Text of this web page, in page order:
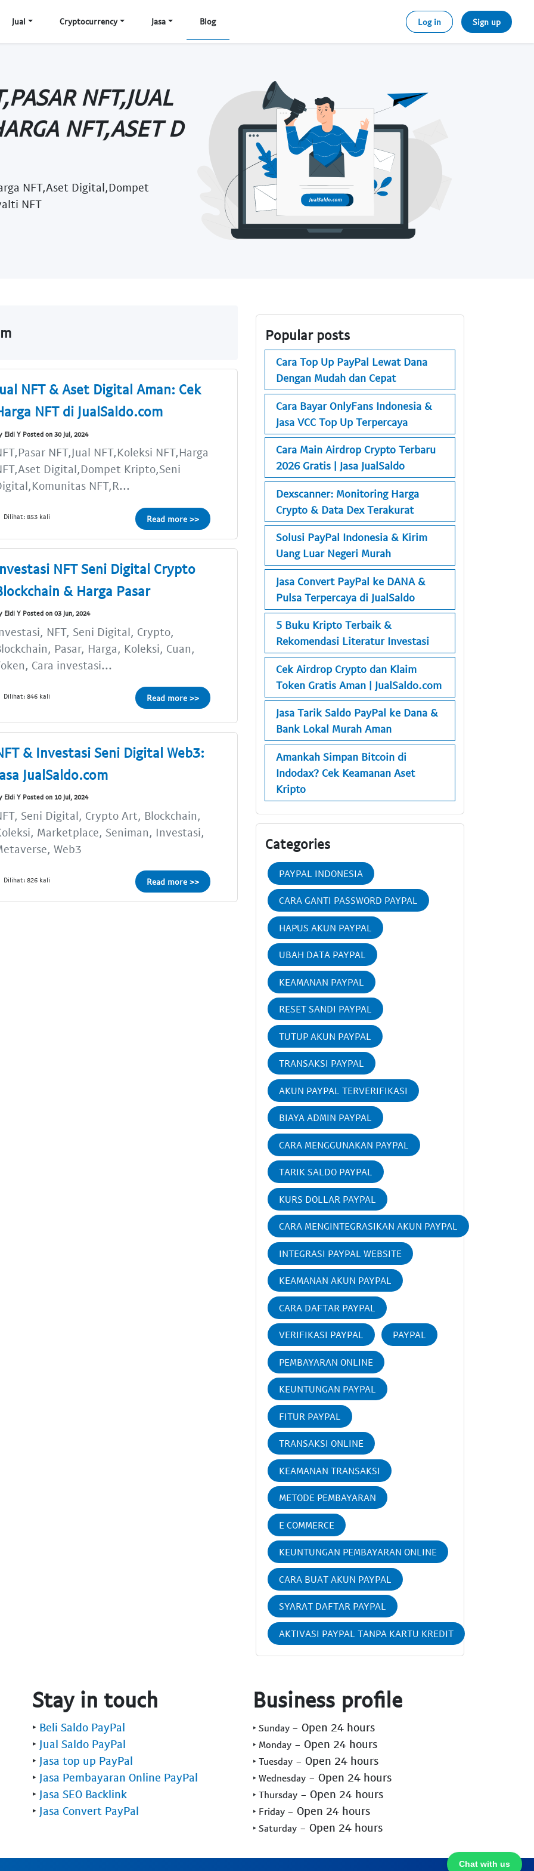
Jual Cryptocurrency Jasa Blog Log in Sign up
NFT,JUAL
NFT,ASET D
NFT,Aset Digital,Dompet
NFT
NFT & Aset Digital Aman: Cek
NFT di JualSaldo.com
Eldi Y Posted on 30 Jul, 2024
NFT,Jual NFT,Koleksi NFT,Harga
Digital,Dompet Kripto,Seni
NFT,R...
Dilihat: 853 kali Read more >>
NFT Seni Digital Crypto
& Harga Pasar
Eldi Y Posted on 03 Jun, 2024
NFT, Seni Digital, Crypto,
Pasar, Harga, Koleksi, Cuan,
Cara investasi...
Dilihat: 846 kali Read more >>
& Investasi Seni Digital Web3:
JualSaldo.com
Eldi Y Posted on 10 Jul, 2024
Seni Digital, Crypto Art, Blockchain,
Marketplace, Seniman, Investasi,
Web3
Dilihat: 826 kali Read more >>
Popular posts
Cara Top Up PayPal Lewat Dana
Dengan Mudah dan Cepat
Cara Bayar OnlyFans Indonesia &
Jasa VCC Top Up Terpercaya
Cara Main Airdrop Crypto Terbaru
2026 Gratis | Jasa JualSaldo
Dexscanner: Monitoring Harga
Crypto & Data Dex Terakurat
Solusi PayPal Indonesia & Kirim
Uang Luar Negeri Murah
Jasa Convert PayPal ke DANA &
Pulsa Terpercaya di JualSaldo
5 Buku Kripto Terbaik &
Rekomendasi Literatur Investasi
Cek Airdrop Crypto dan Klaim
Token Gratis Aman | JualSaldo.com
Jasa Tarik Saldo PayPal ke Dana &
Bank Lokal Murah Aman
Amankah Simpan Bitcoin di
Indodax? Cek Keamanan Aset
Kripto
Categories
PAYPAL INDONESIA
CARA GANTI PASSWORD PAYPAL
HAPUS AKUN PAYPAL
UBAH DATA PAYPAL
KEAMANAN PAYPAL
RESET SANDI PAYPAL
TUTUP AKUN PAYPAL
TRANSAKSI PAYPAL
AKUN PAYPAL TERVERIFIKASI
BIAYA ADMIN PAYPAL
CARA MENGGUNAKAN PAYPAL
TARIK SALDO PAYPAL
KURS DOLLAR PAYPAL
CARA MENGINTEGRASIKAN AKUN PAYPAL
INTEGRASI PAYPAL WEBSITE
KEAMANAN AKUN PAYPAL
CARA DAFTAR PAYPAL
VERIFIKASI PAYPAL PAYPAL
PEMBAYARAN ONLINE
KEUNTUNGAN PAYPAL
FITUR PAYPAL
TRANSAKSI ONLINE
KEAMANAN TRANSAKSI
METODE PEMBAYARAN
E COMMERCE
KEUNTUNGAN PEMBAYARAN ONLINE
CARA BUAT AKUN PAYPAL
SYARAT DAFTAR PAYPAL
AKTIVASI PAYPAL TANPA KARTU KREDIT
Chat with us
Stay in touch
‣ Beli Saldo PayPal
‣ Jual Saldo PayPal
‣ Jasa top up PayPal
‣ Jasa Pembayaran Online PayPal
‣ Jasa SEO Backlink
‣ Jasa Convert PayPal
Business profile
‣ Sunday - Open 24 hours
‣ Monday - Open 24 hours
‣ Tuesday - Open 24 hours
‣ Wednesday - Open 24 hours
‣ Thursday - Open 24 hours
‣ Friday - Open 24 hours
‣ Saturday - Open 24 hours